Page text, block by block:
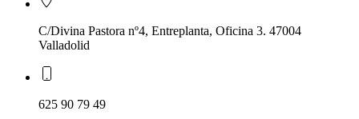
C/Divina Pastora nº4, Entreplanta, Oficina 3. 47004
Valladolid
625 90 79 49